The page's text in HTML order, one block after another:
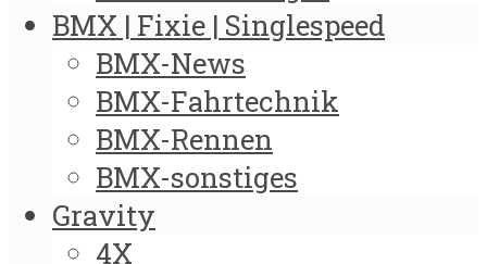
BMX | Fixie | Singlespeed
BMX-News
BMX-Fahrtechnik
BMX-Rennen
BMX-sonstiges
Gravity
4X